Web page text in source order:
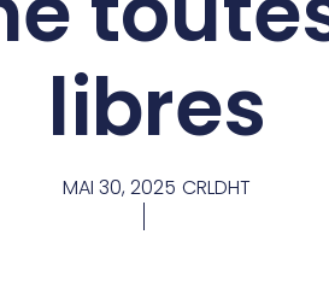
libres
MAI 30, 2025 CRLDHT